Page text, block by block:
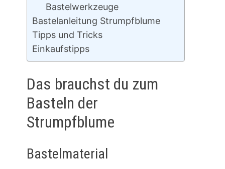
Bastelwerkzeuge
Bastelanleitung Strumpfblume
Tipps und Tricks
Einkaufstipps
Das brauchst du zum
Basteln der
Strumpfblume
Bastelmaterial